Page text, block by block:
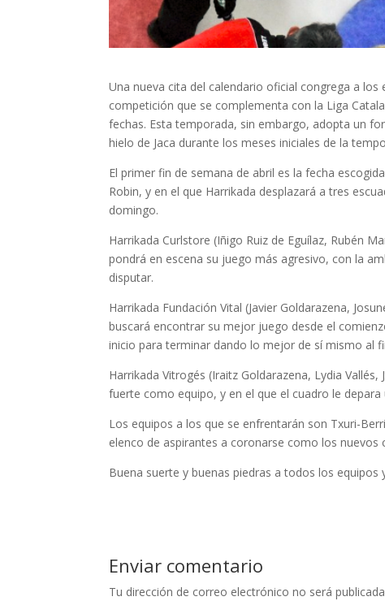
Una nueva cita del calendario oficial congrega a
competición que se complementa con la Liga
fechas. Esta temporada, sin embargo, adopta un
hielo de Jaca durante los meses iniciales de la
El primer fin de semana de abril es la fecha
Robin, y en el que Harrikada desplazará a tres
domingo.
Harrikada Curlstore (Iñigo Ruiz de Eguílaz, Rubén
pondrá en escena su juego más agresivo, con la
disputar.
Harrikada Fundación Vital (Javier Goldarazena,
buscará encontrar su mejor juego desde el
inicio para terminar dando lo mejor de sí mismo al
Harrikada Vitrogés (Iraitz Goldarazena, Lydia
fuerte como equipo, y en el que el cuadro le
Los equipos a los que se enfrentarán son Txuri-
elenco de aspirantes a coronarse como los
Buena suerte y buenas piedras a todos los equipos
Enviar comentario
Tu dirección de correo electrónico no será